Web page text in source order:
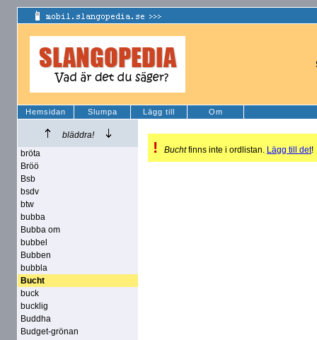
Hemsidan Slumpa Lägg till Om
bläddra!
bröta
Bröö
Bsb
bsdv
btw
bubba
Bubba om
bubbel
Bubben
bubbla
Bucht
buck
bucklig
Buddha
Budget-grönan
! Buchtfinns inte i ordlistan. Lägg till det!